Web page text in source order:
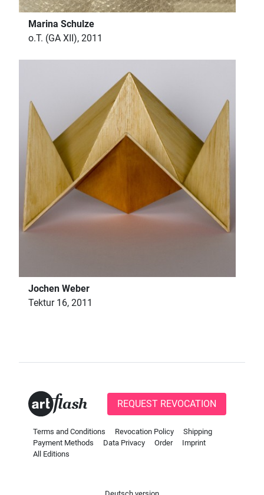
Marina Schulze
o.T. (GA XII), 2011
Jochen Weber
Tektur 16, 2011
REQUEST REVOCATION
Terms and Conditions Revocation Policy
Shipping
Payment Methods
Data Privacy Order
Imprint
All Editions